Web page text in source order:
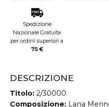
Spedizione
Nazionale Gratuita
per ordini superiori a
75 €
DESCRIZIONE
Titolo: 2/30000
Composizione: Lana